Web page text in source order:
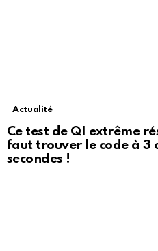
Actualité
Ce test de QI extrême
faut trouver le code à 3
secondes !